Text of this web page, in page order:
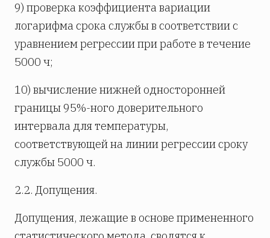
9) проверка коэффициента вариации
логарифма срока службы в соответствии с
уравнением регрессии при работе в течение
5000 ч;
10) вычисление нижней односторонней
границы 95%-ного доверительного
интервала для температуры,
соответствующей на линии регрессии сроку
службы 5000 ч.
2.2. Допущения.
Допущения, лежащие в основе примененного